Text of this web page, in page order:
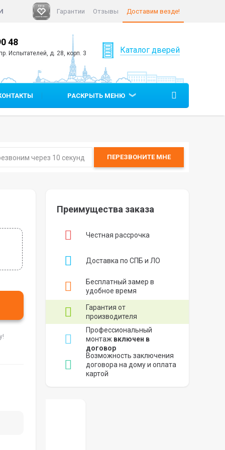
Гарантии Отзывы Доставим везде!
48
Испытателей, д. 28, корп. 3
+7 (812)
Каталог дверей
РАСКРЫТЬ МЕНЮ
ПЕРЕЗВОНИТЕМНЕ
Преимущества заказа
Честная рассрочка
Доставка по СПБ и ЛО
Бесплатный замер в
удобное время
Гарантия от
производителя
Профессиональный
монтаж включен в
договор
Возможность заключения
договора на дому и оплата
картой